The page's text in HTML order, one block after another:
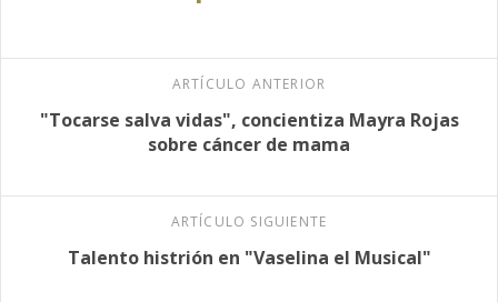
ARTÍCULO ANTERIOR
"Tocarse salva vidas", concientiza Mayra Rojas
sobre cáncer de mama
ARTÍCULO SIGUIENTE
Talento histrión en "Vaselina el Musical"